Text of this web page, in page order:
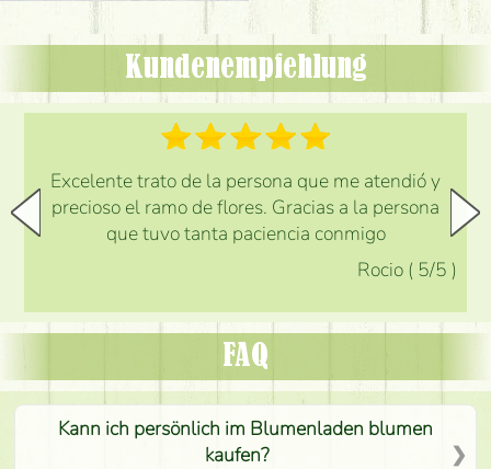
Kundenempfehlung
Excelente trato de la persona que me atendió y
precioso el ramo de flores. Gracias a la persona
que tuvo tanta paciencia conmigo
Rocio ( 5/5 )
FAQ
Kann ich persönlich im Blumenladen blumen
kaufen?